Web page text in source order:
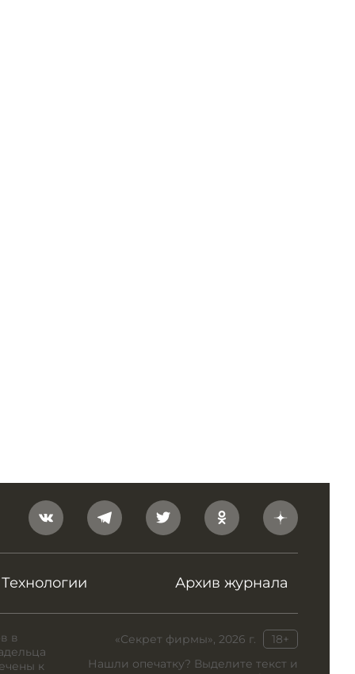
Технологии Архив журнала
«Секрет фирмы», 2026 г.
18+
Нашли опечатку? Выделите текст и
в
к